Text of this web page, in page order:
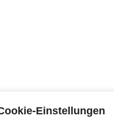
Einstellungen